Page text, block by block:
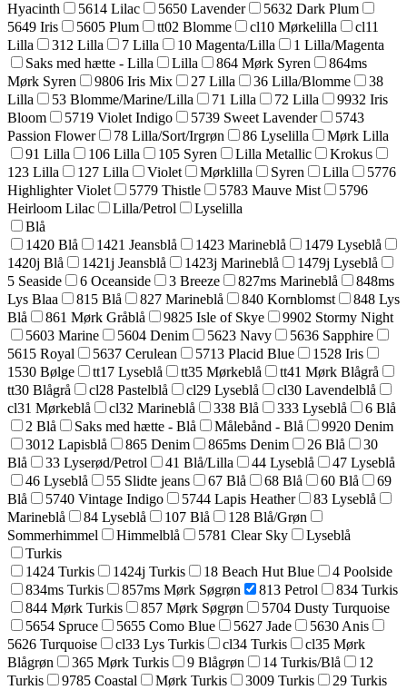
Hyacinth 5614 Lilac 5650 Lavender
5632 Dark Plum
5649 Iris
5605 Plum tt02 Blomme cl10 Mørkelilla
cl11
Lilla
312 Lilla 7 Lilla 10 Magenta/Lilla
1 Lilla/Magenta
Saks med hætte - Lilla
Lilla 864 Mørk Syren
864ms
Mørk Syren
9806 Iris Mix 27 Lilla 36 Lilla/Blomme
38
Lilla
53 Blomme/Marine/Lilla 71 Lilla 72 Lilla
9932 Iris
Bloom
5719 Violet Indigo 5739 Sweet Lavender
5743
Passion Flower
78 Lilla/Sort/Irgrøn 86 Lyselilla
Mørk Lilla
91 Lilla
106 Lilla 105 Syren Lilla Metallic
Krokus
123 Lilla
127 Lilla Violet Mørklilla Syren Lilla
5776
Highlighter Violet
5779 Thistle 5783 Mauve Mist
5796
Heirloom Lilac
Lilla/Petrol
Lyselilla
Blå
1420 Blå
1421 Jeansblå 1423 Marineblå
1479 Lyseblå
1420j Blå
1421j Jeansblå 1423j Marineblå
1479j Lyseblå
5 Seaside
6 Oceanside 3 Breeze 827ms Marineblå
848ms
Lys Blaa
815 Blå 827 Marineblå 840 Kornblomst
848 Lys
Blå
861 Mørk Gråblå 9825 Isle of Skye
9902 Stormy Night
5603 Marine
5604 Denim 5623 Navy
5636 Sapphire
5615 Royal
5637 Cerulean 5713 Placid Blue
1528 Iris
1530 Bølge
tt17 Lyseblå tt35 Mørkeblå
tt41 Mørk Blågrå
tt30 Blågrå
cl28 Pastelblå cl29 Lyseblå
cl30 Lavendelblå
cl31 Mørkeblå
cl32 Marineblå 338 Blå 333 Lyseblå
6 Blå
2 Blå
Saks med hætte - Blå Målebånd - Blå
9920 Denim
3012 Lapisblå
865 Denim 865ms Denim 26 Blå
30
Blå
33 Lyserød/Petrol 41 Blå/Lilla 44 Lyseblå
47 Lyseblå
46 Lyseblå
55 Slidte jeans 67 Blå 68 Blå 60 Blå
69
Blå
5740 Vintage Indigo 5744 Lapis Heather
83 Lyseblå
Marineblå
84 Lyseblå 107 Blå
128 Blå/Grøn
Sommerhimmel
Himmelblå 5781 Clear Sky
Lyseblå
Turkis
1424 Turkis
1424j Turkis 18 Beach Hut Blue
4 Poolside
834ms Turkis
857ms Mørk Søgrøn 813 Petrol
834 Turkis
844 Mørk Turkis
857 Mørk Søgrøn
5704 Dusty Turquoise
5654 Spruce
5655 Como Blue 5627 Jade
5630 Anis
5626 Turquoise
cl33 Lys Turkis cl34 Turkis
cl35 Mørk
Blågrøn
365 Mørk Turkis 9 Blågrøn 14 Turkis/Blå
12
Turkis
9785 Coastal Mørk Turkis 3009 Turkis
29 Turkis